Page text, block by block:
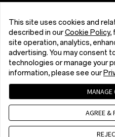
Bundles
Lifestyle
User Manuals
Contact Us
Troubleshooting
Community
Red Cable Club
OnePlus Store App
Privacy Policy User Agreement
Security Response Center
© 2013 - 2026 OnePlus. All Rights
This site uses cookies and
described in ourCookie Policy,
site operation, analytics,
advertising. You may consent
technologies or manage your
information, please see our
MANAGE
AGREE &